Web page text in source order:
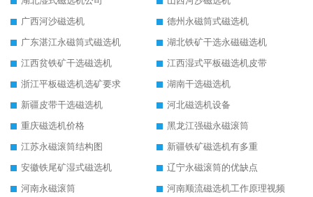
广西河沙磁选机
德州永磁筒式磁选机
广东湛江永磁筒式磁选机
湖北铁矿干选永磁磁选机
江西贫铁矿干选磁选机
江西湿式平板磁选机皮带
浙江平板磁选机选矿要求
湖南干选磁选机
新疆皮带干选磁选机
河北磁选机设备
重庆磁选机价格
黑龙江强磁永磁滚筒
江苏永磁滚筒结构图
新疆铁矿磁选机有多重
安徽铁尾矿湿式磁选机
辽宁永磁滚筒的优缺点
河南永磁滚筒
河南顺流磁选机工作原理视频